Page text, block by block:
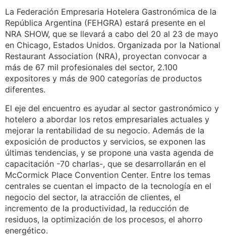
La Federación Empresaria Hotelera Gastronómica de la
República Argentina (FEHGRA) estará presente en el
NRA SHOW, que se llevará a cabo del 20 al 23 de mayo
en Chicago, Estados Unidos. Organizada por la National
Restaurant Association (NRA), proyectan convocar a
más de 67 mil profesionales del sector, 2.100
expositores y más de 900 categorías de productos
diferentes.
El eje del encuentro es ayudar al sector gastronómico y
hotelero a abordar los retos empresariales actuales y
mejorar la rentabilidad de su negocio. Además de la
exposición de productos y servicios, se exponen las
últimas tendencias, y se propone una vasta agenda de
capacitación -70 charlas-, que se desarrollarán en el
McCormick Place Convention Center. Entre los temas
centrales se cuentan el impacto de la tecnología en el
negocio del sector, la atracción de clientes, el
incremento de la productividad, la reducción de
residuos, la optimización de los procesos, el ahorro
energético.